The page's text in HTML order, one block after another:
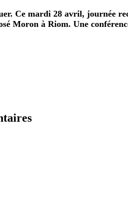
Ce mardi 28 avril, journée
Moron à Riom. Une